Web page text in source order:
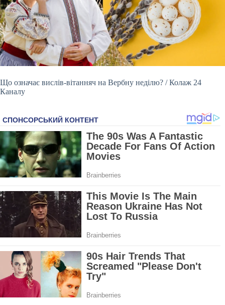
Що означає вислів-вітанняч на Вербну неділю? / Колаж 24
Каналу